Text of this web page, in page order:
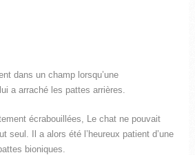
dans un champ lorsqu’une
a arraché les pattes arrières.
écrabouillées, Le chat ne pouvait
seul. Il a alors été l’heureux patient d’une
bioniques.